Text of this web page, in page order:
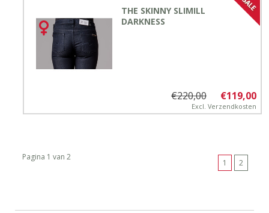
THE SKINNY SLIMILL
DARKNESS
€119,00
€220,00
Excl. Verzendkosten
Pagina 1 van 2
1 2